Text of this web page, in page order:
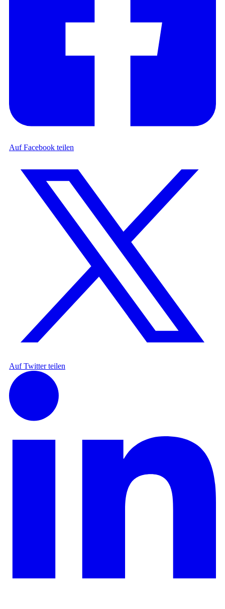
Auf Facebook teilen
Auf Twitter teilen